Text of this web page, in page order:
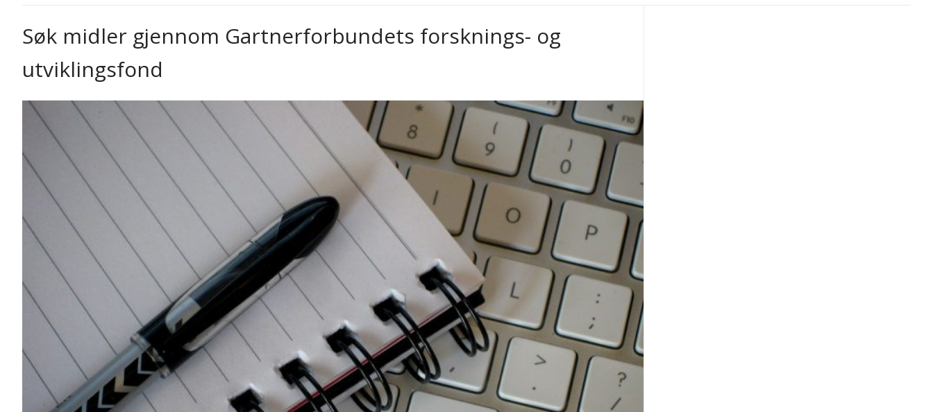
Søk midler gjennom Gartnerforbundets forsknings- og
utviklingsfond